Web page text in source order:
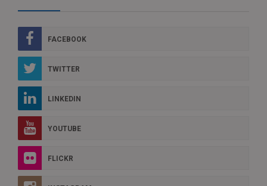
FACEBOOK
TWITTER
LINKEDIN
YOUTUBE
FLICKR